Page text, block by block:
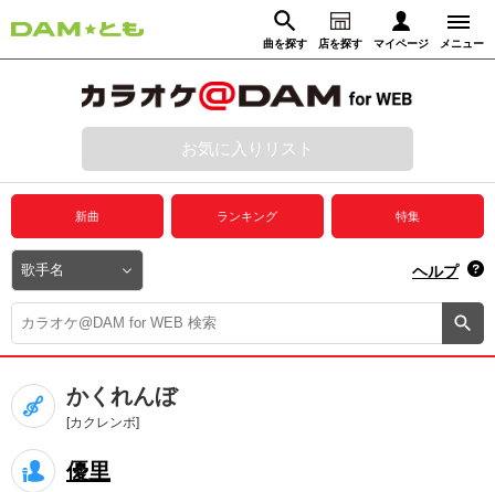
曲を探す 店を探す マイページ メニュー
動画からさがす 録音からさがす
ログイン
プレミアムサービス
DAM★とも動画
DAM★とも録音
カラオケ＠DAM
ユーザー検索
キャンペーン
お気に入りリスト
新曲 ランキング 特集
ヘルプ
かくれんぼ
[カクレンボ]
優里